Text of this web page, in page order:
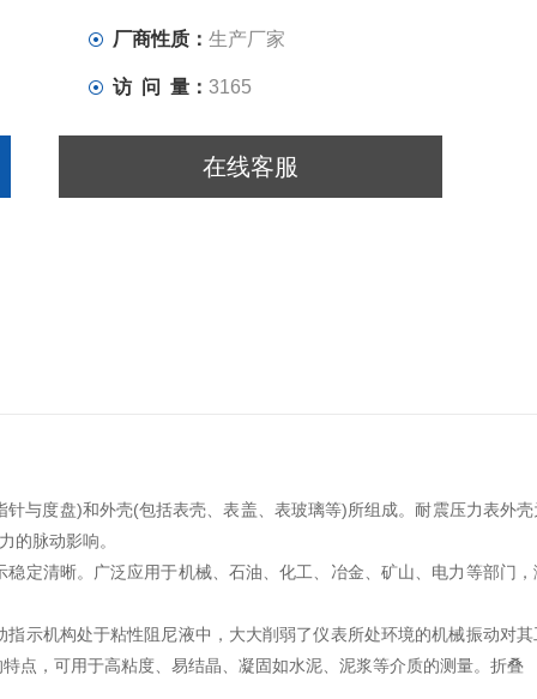
厂商性质： 生产厂家
访 问 量： 3165
在线客服
与度盘)和外壳(包括表壳、表盖、表玻璃等)所组成。耐震压力表外壳
的脉动影响。
定清晰。广泛应用于机械、石油、化工、冶金、矿山、电力等部门，
示机构处于粘性阻尼液中，大大削弱了仪表所处环境的机械振动对其
点，可用于高粘度、易结晶、凝固如水泥、泥浆等介质的测量。折叠